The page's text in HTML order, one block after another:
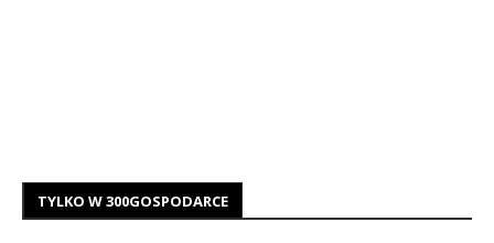
TYLKO W 300GOSPODARCE